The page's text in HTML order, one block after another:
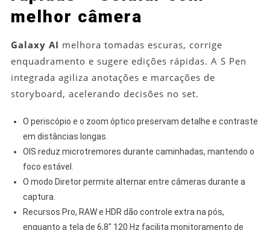
melhor câmera
Galaxy AI melhora tomadas escuras, corrige
enquadramento e sugere edições rápidas. A S Pen
integrada agiliza anotações e marcações de
storyboard, acelerando decisões no set.
O periscópio e o zoom óptico preservam detalhe e contraste
em distâncias longas.
OIS reduz microtremores durante caminhadas, mantendo o
foco estável.
O modo Diretor permite alternar entre câmeras durante a
captura.
Recursos Pro, RAW e HDR dão controle extra na pós,
enquanto a tela de 6,8″ 120 Hz facilita monitoramento de